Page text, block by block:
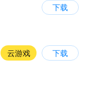
下载
云游戏 下载